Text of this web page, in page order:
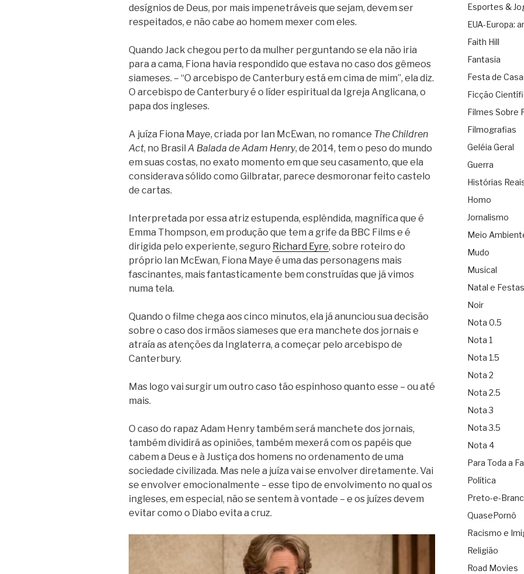
desígnios de Deus, por mais impenetráveis que sejam, devem ser
respeitados, e não cabe ao homem mexer com eles.
Quando Jack chegou perto da mulher perguntando se ela não iria
para a cama, Fiona havia respondido que estava no caso dos gêmeos
siameses. – “O arcebispo de Canterbury está em cima de mim”, ela diz.
O arcebispo de Canterbury é o líder espiritual da Igreja Anglicana, o
papa dos ingleses.
A juíza Fiona Maye, criada por Ian McEwan, no romance The Children
Act, no Brasil A Balada de Adam Henry, de 2014, tem o peso do mundo
em suas costas, no exato momento em que seu casamento, que ela
considerava sólido como Gilbratar, parece desmoronar feito castelo
de cartas.
Interpretada por essa atriz estupenda, esplêndida, magnífica que é
Emma Thompson, em produção que tem a grife da BBC Films e é
dirigida pelo experiente, seguro Richard Eyre, sobre roteiro do
próprio Ian McEwan, Fiona Maye é uma das personagens mais
fascinantes, mais fantasticamente bem construídas que já vimos
numa tela.
Quando o filme chega aos cinco minutos, ela já anunciou sua decisão
sobre o caso dos irmãos siameses que era manchete dos jornais e
atraía as atenções da Inglaterra, a começar pelo arcebispo de
Canterbury.
Mas logo vai surgir um outro caso tão espinhoso quanto esse – ou até
mais.
O caso do rapaz Adam Henry também será manchete dos jornais,
também dividirá as opiniões, também mexerá com os papéis que
cabem a Deus e à Justiça dos homens no ordenamento de uma
sociedade civilizada. Mas nele a juíza vai se envolver diretamente. Vai
se envolver emocionalmente – esse tipo de envolvimento no qual os
ingleses, em especial, não se sentem à vontade – e os juízes devem
evitar como o Diabo evita a cruz.
Esportes &
EUA-Europa:
Faith Hill
Fantasia
Festa de
Ficção
Filmes Sobre
Filmografias
Geléia Geral
Guerra
Histórias
Homo
Jornalismo
Meio
Mudo
Musical
Natal e Festas
Noir
Nota 0.5
Nota 1
Nota 1.5
Nota 2
Nota 2.5
Nota 3
Nota 3.5
Nota 4
Para Toda a
Política
Preto-e-
QuasePornô
Racismo e
Religião
Road Movies